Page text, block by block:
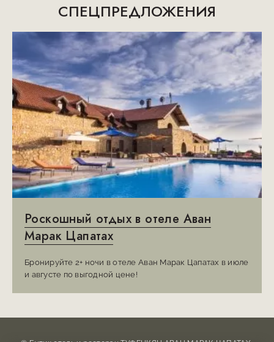
СПЕЦПРЕДЛОЖЕНИЯ
Роскошный отдых в отеле Аван
Марак Цапатах
Бронируйте 2+ ночи в отеле Аван Марак Цапатах в июле
и августе по выгодной цене!